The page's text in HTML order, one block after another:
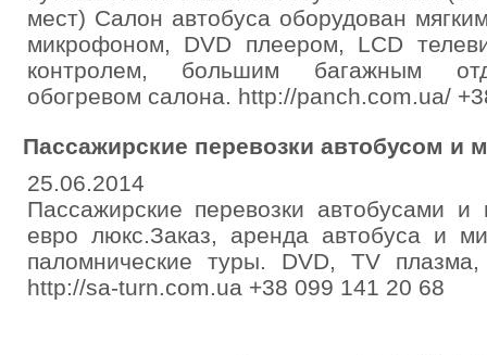
мест) Салон автобуса оборудован
микрофоном, DVD плеером, LCD
контролем, большим багажным
обогревом салона. http://panch.com.ua/
Пассажирские перевозки автобусом и
25.06.2014
Пассажирские перевозки автобусами и
евро люкс.Заказ, аренда автобуса и
паломнические туры. DVD, TV
http://sa-turn.com.ua +38 099 141 20 68